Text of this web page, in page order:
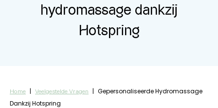
hydromassage dankzij
Hotspring
Home | Veelgestelde Vragen | Gepersonaliseerde Hydromassage
Dankzij Hotspring